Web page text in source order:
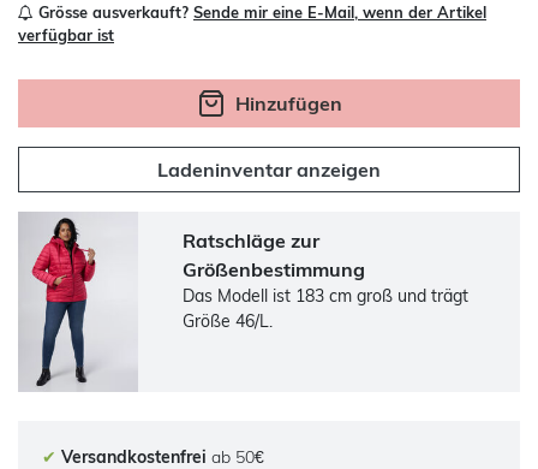
Grösse ausverkauft? Sende mir eine E-Mail, wenn der Artikel
verfügbar ist
Hinzufügen
Ladeninventar anzeigen
Ratschläge zur
Größenbestimmung
Das Modell ist 183 cm groß und trägt
Größe 46/L.
✔ Versandkostenfrei ab 50€